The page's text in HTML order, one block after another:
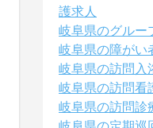
護求人
岐阜県のグルー
岐阜県の障がい
岐阜県の訪問入
岐阜県の訪問看
岐阜県の訪問診